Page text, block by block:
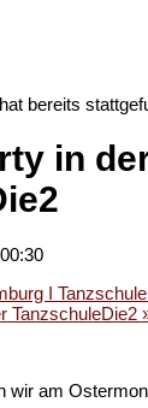
bereits
in
I
TanzschuleDie2
wir am